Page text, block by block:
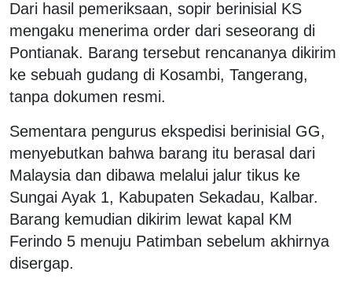
Dari hasil pemeriksaan, sopir berinisial KS
mengaku menerima order dari seseorang di
Pontianak. Barang tersebut rencananya dikirim
ke sebuah gudang di Kosambi, Tangerang,
tanpa dokumen resmi.
Sementara pengurus ekspedisi berinisial GG,
menyebutkan bahwa barang itu berasal dari
Malaysia dan dibawa melalui jalur tikus ke
Sungai Ayak 1, Kabupaten Sekadau, Kalbar.
Barang kemudian dikirim lewat kapal KM
Ferindo 5 menuju Patimban sebelum akhirnya
disergap.